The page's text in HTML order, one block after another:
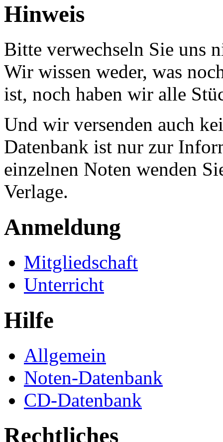
Hinweis
Bitte verwechseln Sie uns
Wir wissen weder, was
ist, noch haben wir alle
Und wir versenden auch
Datenbank ist nur zur
einzelnen Noten wenden
Verlage.
Anmeldung
Mitgliedschaft
Unterricht
Hilfe
Allgemein
Noten-Datenbank
CD-Datenbank
Rechtliches